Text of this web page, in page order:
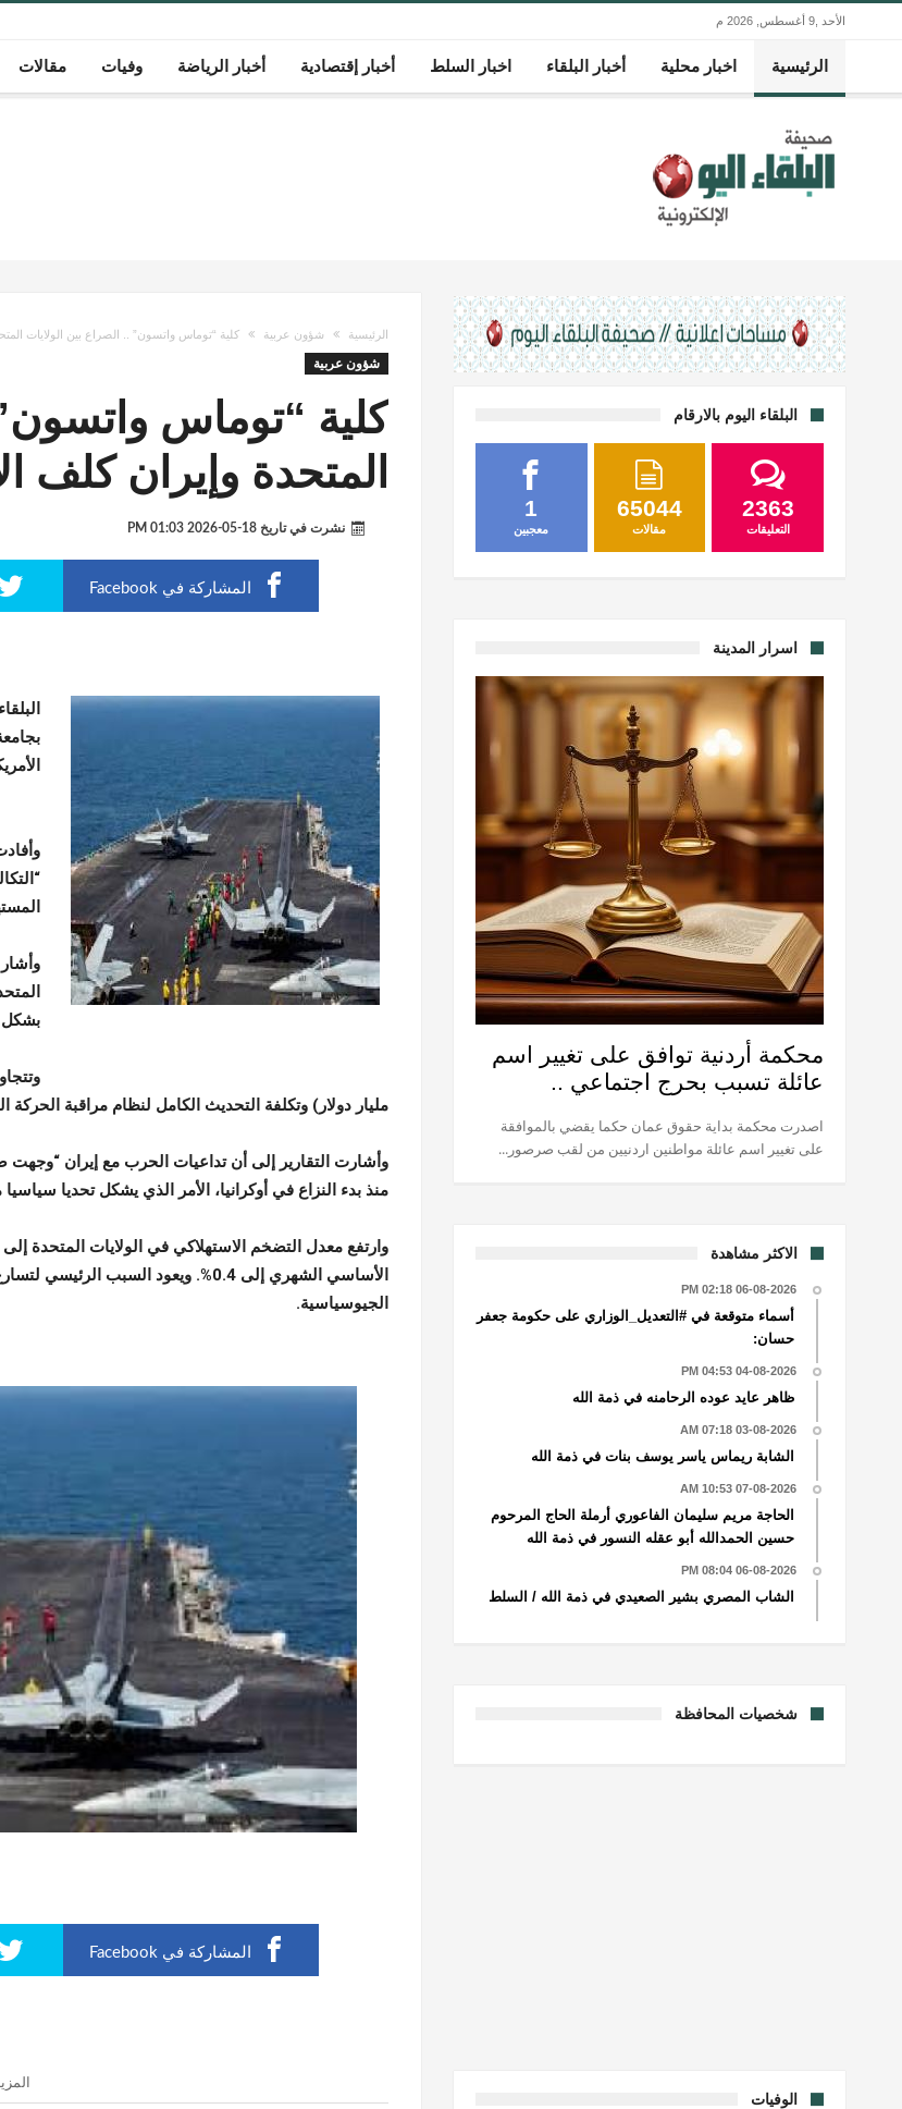
الأحد ,9 أغسطس, 2026 م
الرئيسية اخبار محلية أخبار البلقاء اخبار السلط أخبار إقتصادية أخبار الرياضة وفيات مقالات
الرئيسية شؤون عربية كلية “توماس واتسون” .. الصراع بين الولايات المتحدة
شؤون عربية
كلية “توماس
المتحدة وإيران كلف
نشرت في تاريخ 18-05-2026 01:03 PM
المشاركة في Facebook
الأمريكيين
المستهلكين بلغت
بشكل
مليار دولار) وتكلفة التحديث الكامل لنظام مراقبة الحركة الجوية
وأشارت التقارير إلى أن تداعيات الحرب مع إيران “وجهت
منذ بدء النزاع في أوكرانيا، الأمر الذي يشكل تحديا
الأساسي الشهري إلى 0.4%. ويعود
الجيوسياسية.
المشاركة في Facebook
البلقاء اليوم بالارقام
1
معجبين
65044
مقالات
2363
التعليقات
اسرار المدينة
محكمة أردنية توافق على تغيير اسم
عائلة تسبب بحرج اجتماعي ..
اصدرت محكمة بداية حقوق عمان حكما يقضي بالموافقة
على تغيير اسم عائلة مواطنين اردنيين من لقب صرصور...
الاكثر مشاهدة
06-08-2026 02:18 PM
أسماء متوقعة في #التعديل_الوزاري على حكومة جعفر
حسان:
04-08-2026 04:53 PM
ظاهر عايد عوده الرحامنه في ذمة الله
03-08-2026 07:18 AM
الشابة ريماس ياسر يوسف بنات في ذمة الله
07-08-2026 10:53 AM
الحاجة مريم سليمان الفاعوري أرملة الحاج المرحوم
حسين الحمدالله أبو عقله النسور في ذمة الله
06-08-2026 08:04 PM
الشاب المصري بشير الصعيدي في ذمة الله / السلط
شخصيات المحافظة
الوفيات